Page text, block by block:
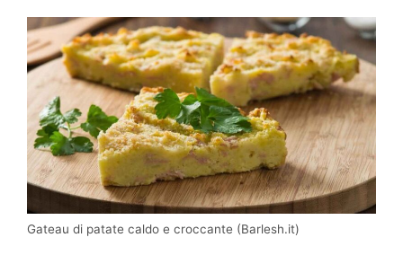
Gateau di patate caldo e croccante (Barlesh.it)